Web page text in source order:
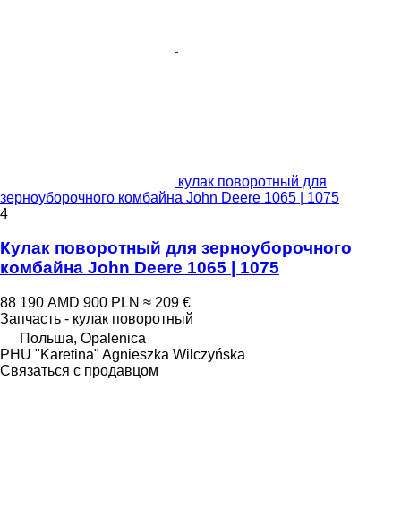
кулак поворотный для
зерноуборочного комбайна John Deere 1065 | 1075
4
Кулак поворотный для зерноуборочного
комбайна John Deere 1065 | 1075
88 190 AMD 900 PLN ≈ 209 €
Запчасть - кулак поворотный
Польша, Opalenica
PHU "Karetina" Agnieszka Wilczyńska
Связаться с продавцом